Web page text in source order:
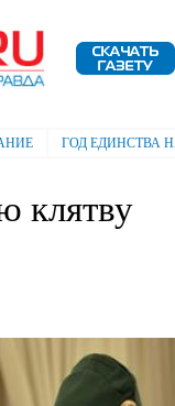
ГОД ЕДИНСТВА
клятву